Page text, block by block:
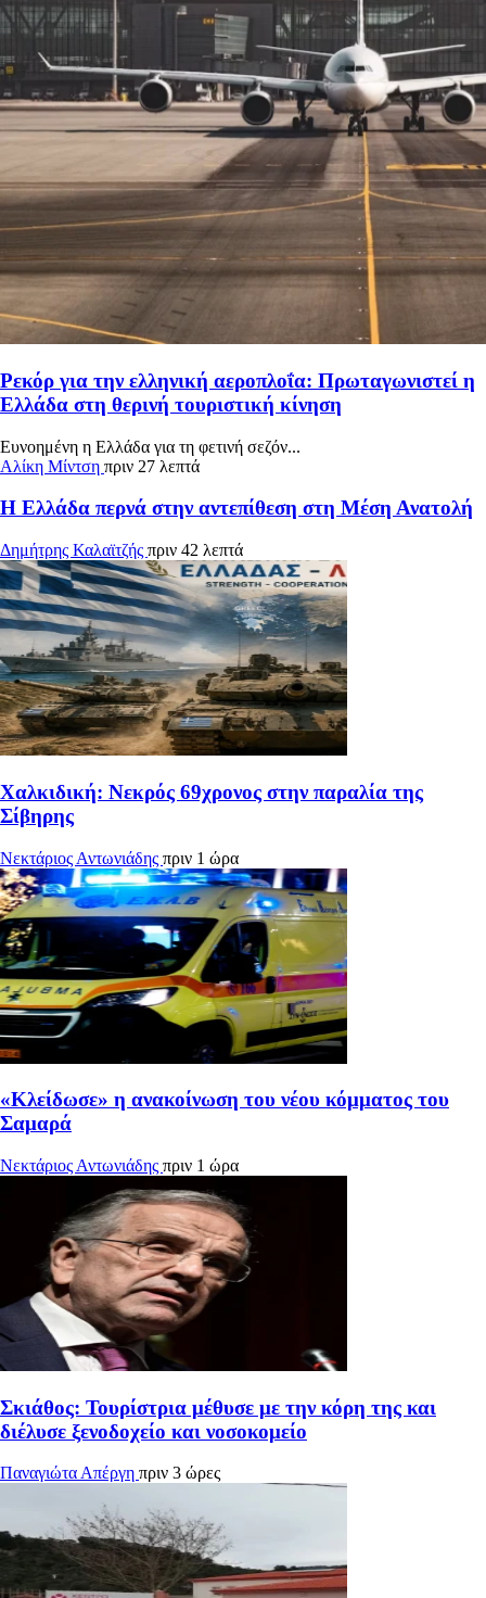
Ρεκόρ για την ελληνική αεροπλοΐα: Πρωταγωνιστεί η
Ελλάδα στη θερινή τουριστική κίνηση
Ευνοημένη η Ελλάδα για τη φετινή σεζόν...
Αλίκη Μίντση πριν 27 λεπτά
Η Ελλάδα περνά στην αντεπίθεση στη Μέση Ανατολή
Δημήτρης Καλαϊτζής πριν 42 λεπτά
Χαλκιδική: Νεκρός 69χρονος στην παραλία της
Σίβηρης
Νεκτάριος Αντωνιάδης πριν 1 ώρα
«Κλείδωσε» η ανακοίνωση του νέου κόμματος του
Σαμαρά
Νεκτάριος Αντωνιάδης πριν 1 ώρα
Σκιάθος: Τουρίστρια μέθυσε με την κόρη της και
διέλυσε ξενοδοχείο και νοσοκομείο
Παναγιώτα Απέργη πριν 3 ώρες